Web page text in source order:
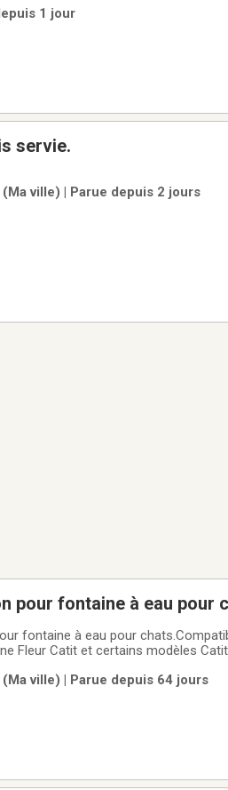
1 jour
jamais servie.
ville) | Parue depuis 2 jours
pour fontaine à eau pour
fontaine à eau pour
Fleur Catit et certains modèles
ville) | Parue depuis 64 jours